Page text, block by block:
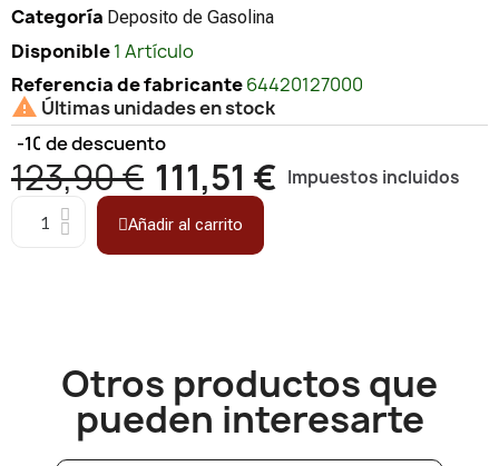
Categoría Deposito de Gasolina
Disponible1 Artículo
Referencia de fabricante64420127000
 Últimas unidades en stock
-10%de descuento
123,90 € 111,51 € Impuestos incluidos
Añadir al carrito
Otros productos que
pueden interesarte​